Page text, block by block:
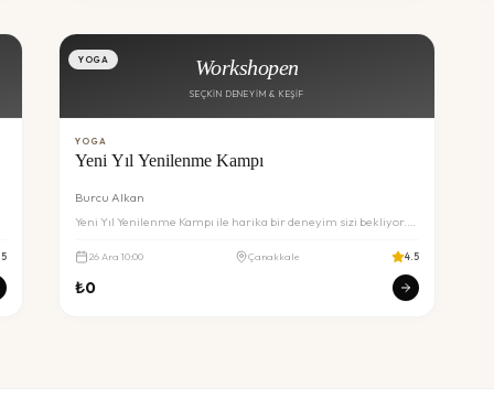
Workshopen
SEÇKIN DENEYIM & KEŞIF
YOGA
YOGA
Yeni Yıl Yenilenme Kampı
Burcu Alkan
Yeni Yıl Yenilenme Kampı ile harika bir deneyim sizi bekliyor.
26 Ara 10:00 Çanakkale 4.5
₺0